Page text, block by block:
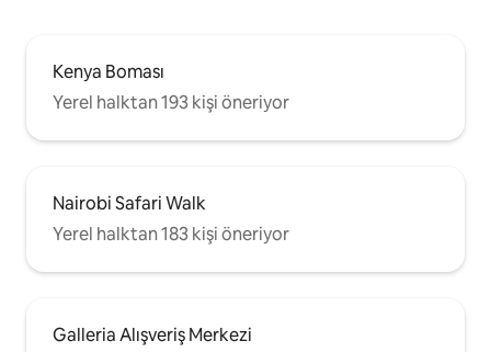
Kenya Boması
Yerel halktan 193 kişi öneriyor
Nairobi Safari Walk
Yerel halktan 183 kişi öneriyor
Galleria Alışveriş Merkezi